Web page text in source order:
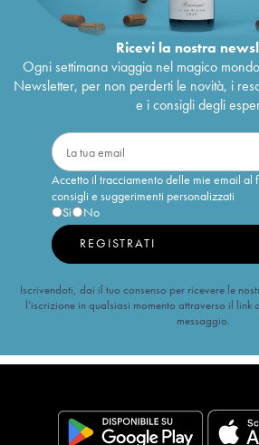
Ricevi la nostra
Ogni settimana viaggia nel magico
Newsletter, per non perderti le novità, i
e i consigli degli
Accetto il tracciamento delle mie email al
consigli e suggerimenti personalizzati
Sì
No
REGISTRATI
Iscrivendoti, dai il tuo consenso per ricevere le
l’iscrizione in qualsiasi momento attraverso il
messaggio.